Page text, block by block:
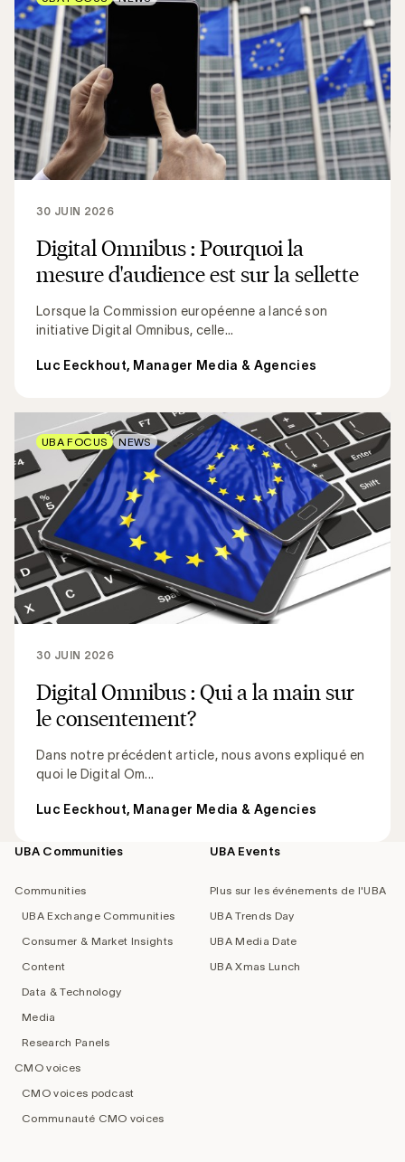
Digital Omnibus : Pourquoi la
mesure d'audience est sur la sellette
Lorsque la Commission européenne a lancé son
initiative Digital Omnibus, celle...
30 JUIN 2026
Luc Eeckhout, Manager Media & Agencies
Digital Omnibus : Qui a la main sur
le consentement?
Dans notre précédent article, nous avons expliqué en
quoi le Digital Om...
30 JUIN 2026
Luc Eeckhout, Manager Media & Agencies
UBA FOCUS NEWS
Footer
UBA Communities
Communities
UBA Exchange Communities
Consumer & Market Insights
Content
Data & Technology
Media
Research Panels
CMO voices
CMO voices podcast
Communauté CMO voices
UBA Events
Plus sur les événements de l'UBA
UBA Trends Day
UBA Media Date
UBA Xmas Lunch